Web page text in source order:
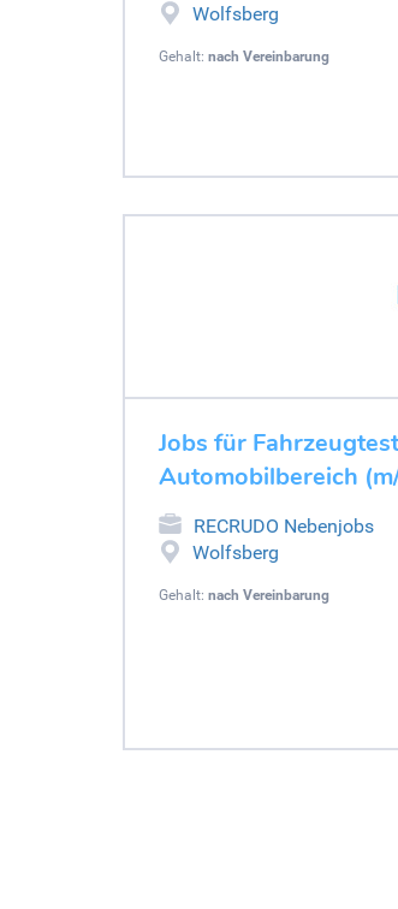
Wolfsberg
Gehalt: nach Vereinbarung
Jobs für
Automobilbereich
RECRUDO Nebenjobs
Wolfsberg
Gehalt: nach Vereinbarung